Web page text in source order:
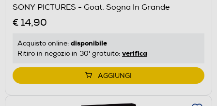
SONY PICTURES - Goat: Sogna In Grande
€ 14,90
Acquisto online: disponibile
Ritiro in negozio in 30' gratuito: verifica
AGGIUNGI